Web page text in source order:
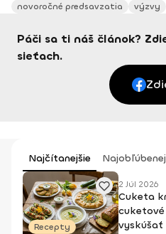
novoročné predsavzatia
výzvy
Páči sa ti náš článok?
sieťach.
Najčítanejšie
Recepty
2 Júl 2026
Cuketa
vyskúšať